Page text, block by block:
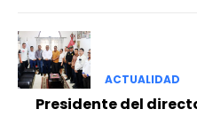
ACTUALIDAD
Presidente del